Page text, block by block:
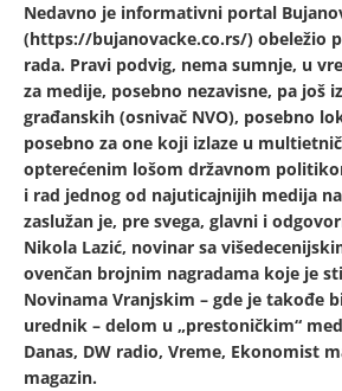
Nedavno je informativni portal
(https://bujanovacke.co.rs/) obeležio
rada. Pravi podvig, nema sumnje, u
za medije, posebno nezavisne, pa još
građanskih (osnivač NVO), posebno
posebno za one koji izlaze u
opterećenim lošom državnom
i rad jednog od najuticajnijih medija
zaslužan je, pre svega, glavni i
Nikola Lazić, novinar sa
ovenčan brojnim nagradama koje je
Novinama Vranjskim – gde je takođe
urednik – delom u „prestoničkim“
Danas, DW radio, Vreme, Ekonomist
magazin.